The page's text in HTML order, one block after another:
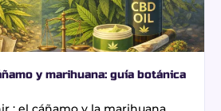
y marihuana: guía botánica